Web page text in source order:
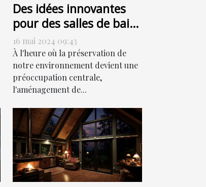
Des idées innovantes
pour des salles de bain
respectueuses de
l'environnement
16 mai 2024 09:43
À l'heure où la préservation de
notre environnement devient une
préoccupation centrale,
l'aménagement de...